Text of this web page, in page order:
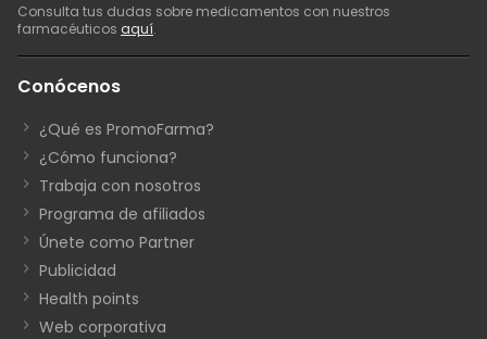
Consulta tus dudas sobre medicamentos con nuestros
farmacéuticos aquí.
Conócenos
¿Qué es PromoFarma?
¿Cómo funciona?
Trabaja con nosotros
Programa de afiliados
Únete como Partner
Publicidad
Health points
Web corporativa